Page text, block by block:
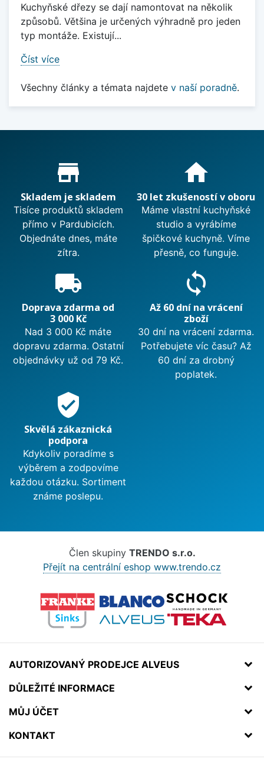
Kuchyňské dřezy se dají namontovat na několik
způsobů. Většina je určených výhradně pro jeden
typ montáže. Existují...
Číst více
Všechny články a témata najdete v naší poradně.
Proč nakupovat u nás?
store_mall_directory
Skladem je skladem
Tisíce produktů skladem
přímo v Pardubicích.
Objednáte dnes, máte
zítra.
home
30 let zkušeností v oboru
Máme vlastní kuchyňské
studio a vyrábíme
špičkové kuchyně. Víme
přesně, co funguje.
local_shipping
Doprava zdarma od
3 000 Kč
Nad 3 000 Kč máte
dopravu zdarma. Ostatní
objednávky už od 79 Kč.
sync
Až 60 dní na vrácení
zboží
30 dní na vrácení zdarma.
Potřebujete víc času? Až
60 dní za drobný
poplatek.
verified_user
Skvělá zákaznická
podpora
Kdykoliv poradíme s
výběrem a zodpovíme
každou otázku. Sortiment
známe poslepu.
Člen skupiny TRENDO s.r.o.
Přejít na centrální eshop www.trendo.cz
AUTORIZOVANÝ PRODEJCE ALVEUS
DŮLEŽITÉ INFORMACE
MŮJ ÚČET
KONTAKT